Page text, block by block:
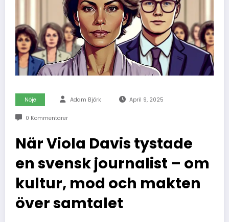
Nöje Adam Björk April 9, 2025
0 Kommentarer
När Viola Davis tystade
en svensk journalist – om
kultur, mod och makten
över samtalet